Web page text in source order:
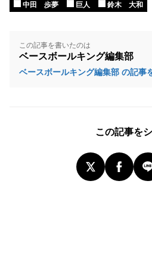
中田 歩夢
巨人 鈴木 大和
この記事を書いたのは
ベースボールキング編集部
ベースボールキング編集部 の記事
この記事を